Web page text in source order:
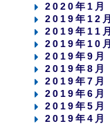
2020年1月
2019年12月
2019年11月
2019年10月
2019年9月
2019年8月
2019年7月
2019年6月
2019年5月
2019年4月